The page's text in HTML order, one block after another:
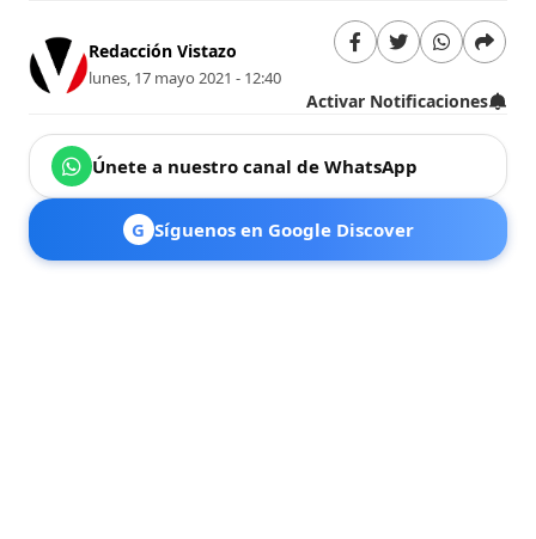
Redacción Vistazo
lunes, 17 mayo 2021 - 12:40
Activar Notificaciones
Únete a nuestro canal de WhatsApp
G Síguenos en Google Discover